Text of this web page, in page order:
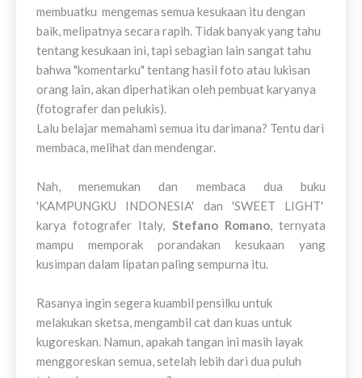
membuatku mengemas semua kesukaan itu dengan
baik, melipatnya secara rapih. Tidak banyak yang tahu
tentang kesukaan ini, tapi sebagian lain sangat tahu
bahwa "komentarku" tentang hasil foto atau lukisan
orang lain, akan diperhatikan oleh pembuat karyanya
(fotografer dan pelukis).
Lalu belajar memahami semua itu darimana? Tentu dari
membaca, melihat dan mendengar.
Nah, menemukan dan membaca dua buku
'KAMPUNGKU INDONESIA' dan 'SWEET LIGHT'
karya fotografer Italy, Stefano Romano, ternyata
mampu memporak porandakan kesukaan yang
kusimpan dalam lipatan paling sempurna itu.
Rasanya ingin segera kuambil pensilku untuk
melakukan sketsa, mengambil cat dan kuas untuk
kugoreskan. Namun, apakah tangan ini masih layak
menggoreskan semua, setelah lebih dari dua puluh